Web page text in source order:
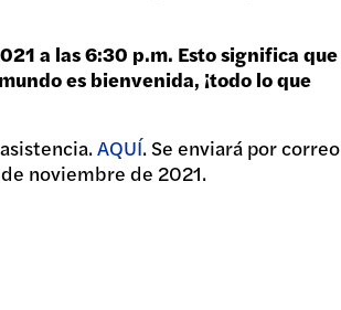
a las 6:30 p.m. Esto significa que
es bienvenida, ¡todo lo que
AQUÍ. Se enviará por correo
noviembre de 2021.